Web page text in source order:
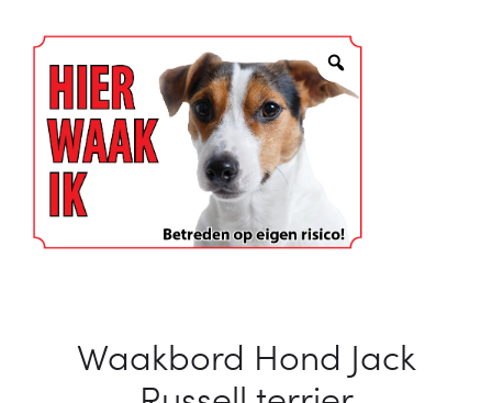
Waakbord Hond Jack